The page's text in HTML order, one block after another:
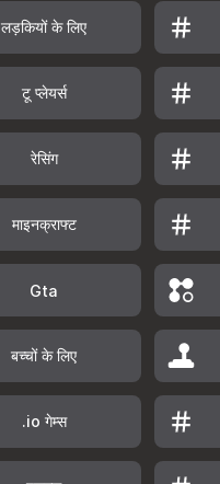
लड़कियों के लिए
टू प्लेयर्स
रेसिंग
माइनक्राफ्ट
Gta
बच्चों के लिए
.io गेम्स